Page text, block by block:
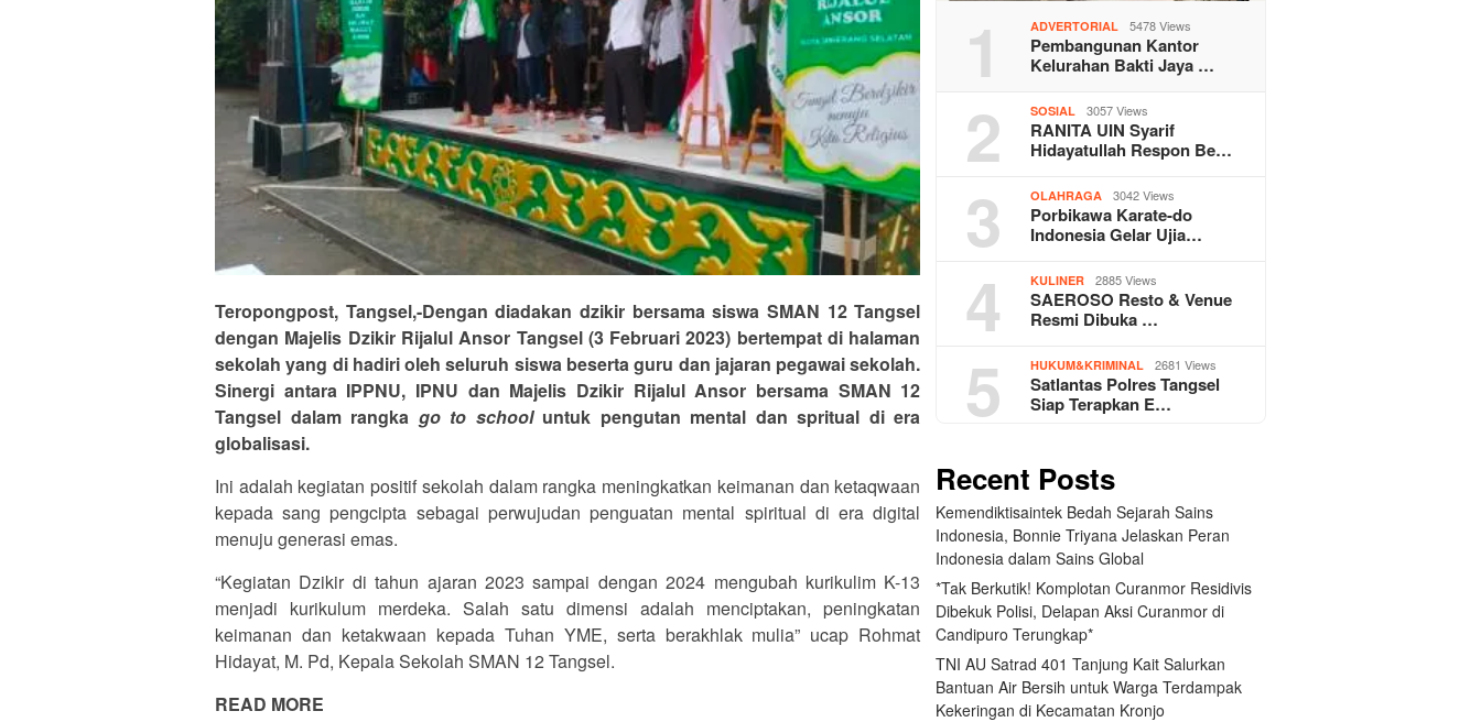
Teropongpost, Tangsel,-Dengan diadakan dzikir bersama siswa SMAN 12 Tangsel
dengan Majelis Dzikir Rijalul Ansor Tangsel (3 Februari 2023) bertempat di halaman
sekolah yang di hadiri oleh seluruh siswa beserta guru dan jajaran pegawai sekolah.
Sinergi antara IPPNU, IPNU dan Majelis Dzikir Rijalul Ansor bersama SMAN 12
Tangsel dalam rangka go to schooluntuk pengutan mental dan spritual di era
globalisasi.
Ini adalah kegiatan positif sekolah dalam rangka meningkatkan keimanan dan ketaqwaan
kepada sang pengcipta sebagai perwujudan penguatan mental spiritual di era digital
menuju generasi emas.
“Kegiatan Dzikir di tahun ajaran 2023 sampai dengan 2024 mengubah kurikulim K-13
menjadi kurikulum merdeka. Salah satu dimensi adalah menciptakan, peningkatan
keimanan dan ketakwaan kepada Tuhan YME, serta berakhlak mulia” ucap Rohmat
Hidayat, M. Pd, Kepala Sekolah SMAN 12 Tangsel.
READ MORE
1 ADVERTORIAL 5478 Views
Pembangunan Kantor
Kelurahan Bakti Jaya …
2 SOSIAL 3057 Views
RANITA UIN Syarif
Hidayatullah Respon Be…
3 OLAHRAGA 3042 Views
Porbikawa Karate-do
Indonesia Gelar Ujia…
4 KULINER 2885 Views
SAEROSO Resto & Venue
Resmi Dibuka …
5 HUKUM&KRIMINAL 2681 Views
Satlantas Polres Tangsel
Siap Terapkan E…
Recent Posts
Kemendiktisaintek Bedah Sejarah Sains
Indonesia, Bonnie Triyana Jelaskan Peran
Indonesia dalam Sains Global
*Tak Berkutik! Komplotan Curanmor Residivis
Dibekuk Polisi, Delapan Aksi Curanmor di
Candipuro Terungkap*
TNI AU Satrad 401 Tanjung Kait Salurkan
Bantuan Air Bersih untuk Warga Terdampak
Kekeringan di Kecamatan Kronjo